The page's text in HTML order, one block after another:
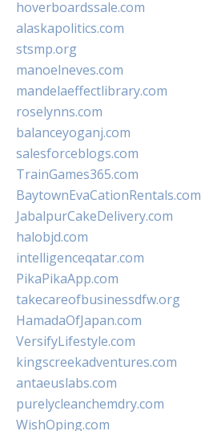
hoverboardssale.com
alaskapolitics.com
stsmp.org
manoelneves.com
mandelaeffectlibrary.com
roselynns.com
balanceyoganj.com
salesforceblogs.com
TrainGames365.com
BaytownEvaCationRentals.com
JabalpurCakeDelivery.com
halobjd.com
intelligenceqatar.com
PikaPikaApp.com
takecareofbusinessdfw.org
HamadaOfJapan.com
VersifyLifestyle.com
kingscreekadventures.com
antaeuslabs.com
purelycleanchemdry.com
WishOping.com